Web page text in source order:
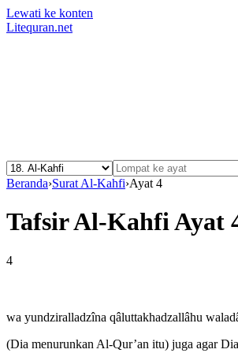
Lewati ke konten
Litequran.net
Beranda›Surat Al-Kahfi›Ayat 4
Tafsir Al-Kahfi Ayat
4
wa yundziralladzîna qâluttakhadzallâhu
(Dia menurunkan Al-Qur’an itu) juga agar